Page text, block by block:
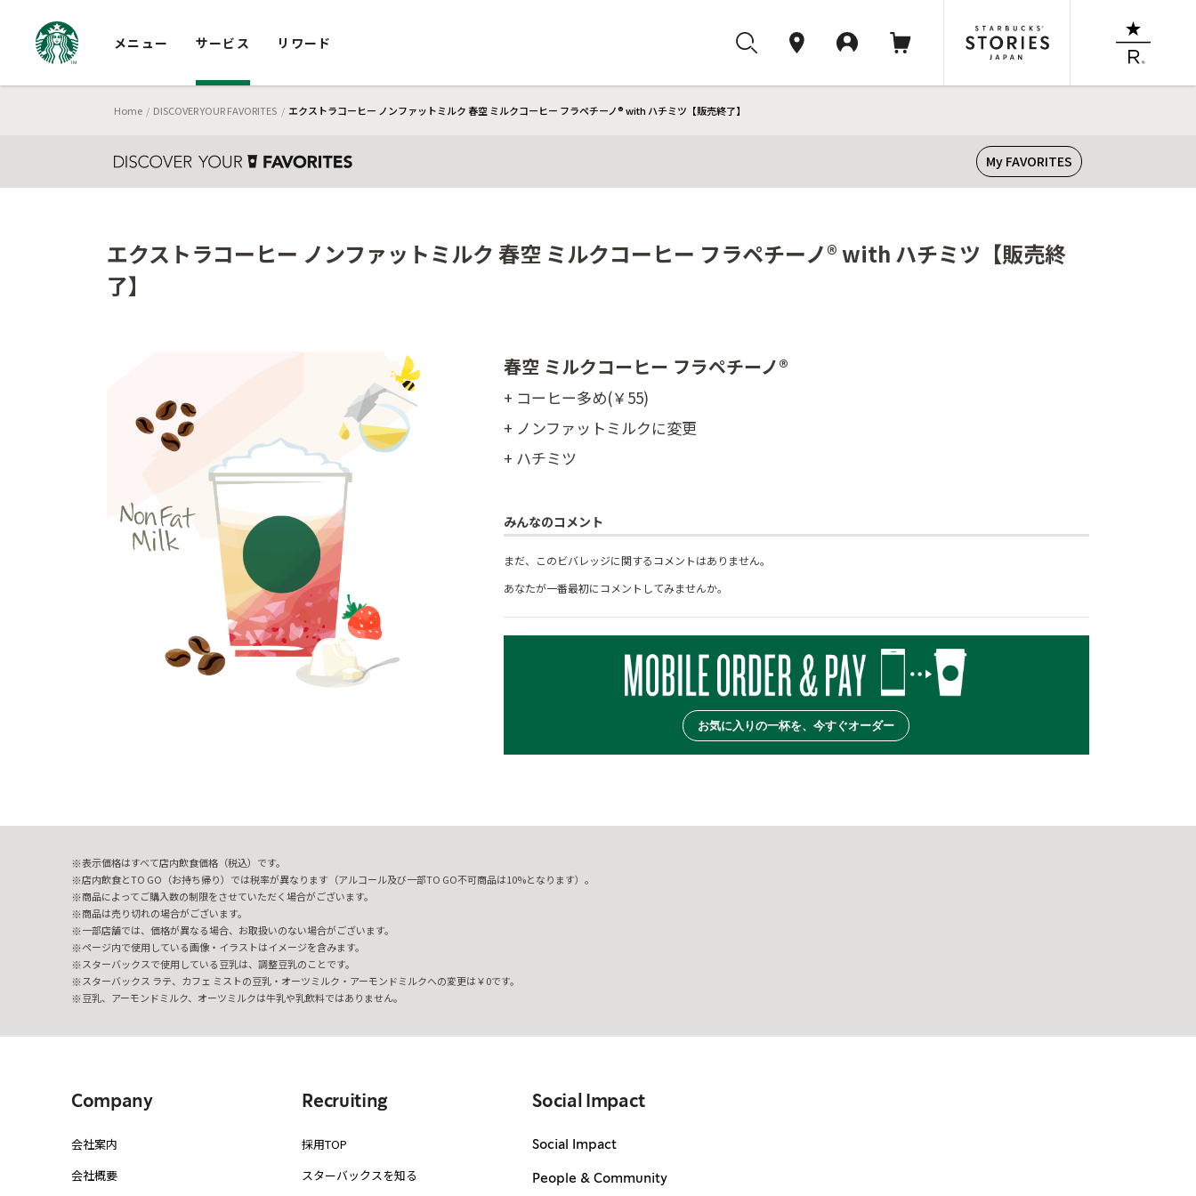
メニュー サービス リワード
Home DISCOVER YOUR FAVORITES エクストラコーヒー ノンファットミルク 春空 ミルクコーヒー フラペチーノ® with ハチミツ【販売終了】
My FAVORITES
エクストラコーヒー ノンファットミルク 春空 ミルクコーヒー フラペチーノ® with ハチミツ【販売終
了】
春空 ミルクコーヒー フラペチーノ®
+ コーヒー多め(￥55)
+ ノンファットミルクに変更
+ ハチミツ
みんなのコメント
まだ、このビバレッジに関するコメントはありません。
あなたが一番最初にコメントしてみませんか。
お気に入りの一杯を、今すぐオーダー
表示価格はすべて店内飲食価格（税込）です。
店内飲食とTO GO（お持ち帰り）では税率が異なります（アルコール及び一部TO GO不可商品は10%となります）。
商品によってご購入数の制限をさせていただく場合がございます。
商品は売り切れの場合がございます。
一部店舗では、価格が異なる場合、お取扱いのない場合がございます。
ページ内で使用している画像・イラストはイメージを含みます。
スターバックスで使用している豆乳は、調整豆乳のことです。
スターバックス ラテ、カフェ ミストの豆乳・オーツミルク・アーモンドミルクへの変更は￥0です。
豆乳、アーモンドミルク、オーツミルクは牛乳や乳飲料ではありません。
Company
会社案内
会社概要
Recruiting
採用TOP
スターバックスを知る
Social Impact
Social Impact
People & Community